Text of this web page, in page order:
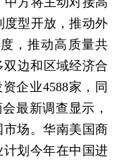
度型开放，推动外
，推动高质量共
双边和区域经济合
企业4588家，同
最新调查显示，
市场。华南美国商
计划今年在中国进